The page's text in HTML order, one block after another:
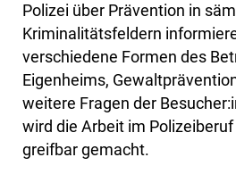
Polizei über Prävention in
Kriminalitätsfeldern
verschiedene Formen des
Eigenheims,
weitere Fragen der
wird die Arbeit im
greifbar gemacht.